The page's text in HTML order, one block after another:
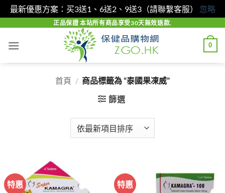
最新優惠方案：买3送1、6送2、9送3（請聯繫客服） 忽略
content
正品保證 本站所有商品享受30天無效退款.
0
首頁 / 商品標籤為 “泰國果凍威”
篩選
特惠 特惠